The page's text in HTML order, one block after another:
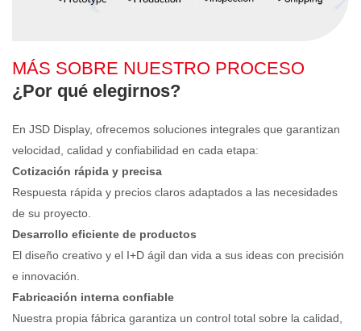
MÁS SOBRE NUESTRO PROCESO
¿Por qué elegirnos?
En JSD Display, ofrecemos soluciones integrales que garantizan
velocidad, calidad y confiabilidad en cada etapa:
Cotización rápida y precisa
Respuesta rápida y precios claros adaptados a las necesidades
de su proyecto.
Desarrollo eficiente de productos
El diseño creativo y el I+D ágil dan vida a sus ideas con precisión
e innovación.
Fabricación interna confiable
Nuestra propia fábrica garantiza un control total sobre la calidad,